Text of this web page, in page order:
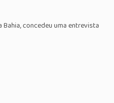
Bahia, concedeu uma entrevista